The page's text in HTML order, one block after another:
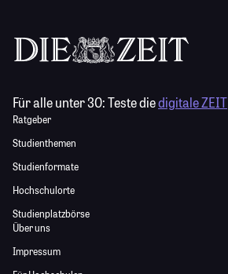
Für alle unter 30:Teste diedigitale ZEIT
Ratgeber
Studienthemen
Studienformate
Hochschulorte
Studienplatzbörse
Über uns
Impressum